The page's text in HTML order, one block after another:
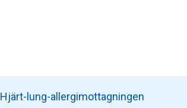
Hjärt-lung-allergimottagningen